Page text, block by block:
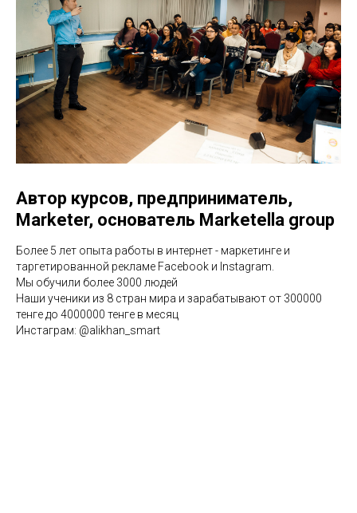
Автор курсов, предприниматель,
Marketer, основатель Marketella group
Более 5 лет опыта работы в интернет - маркетинге и
таргетированной рекламе Facebook и Instagram.
Мы обучили более 3000 людей
Наши ученики из 8 стран мира и зарабатывают от 300000
тенге до 4000000 тенге в месяц
Инстаграм: @alikhan_smart